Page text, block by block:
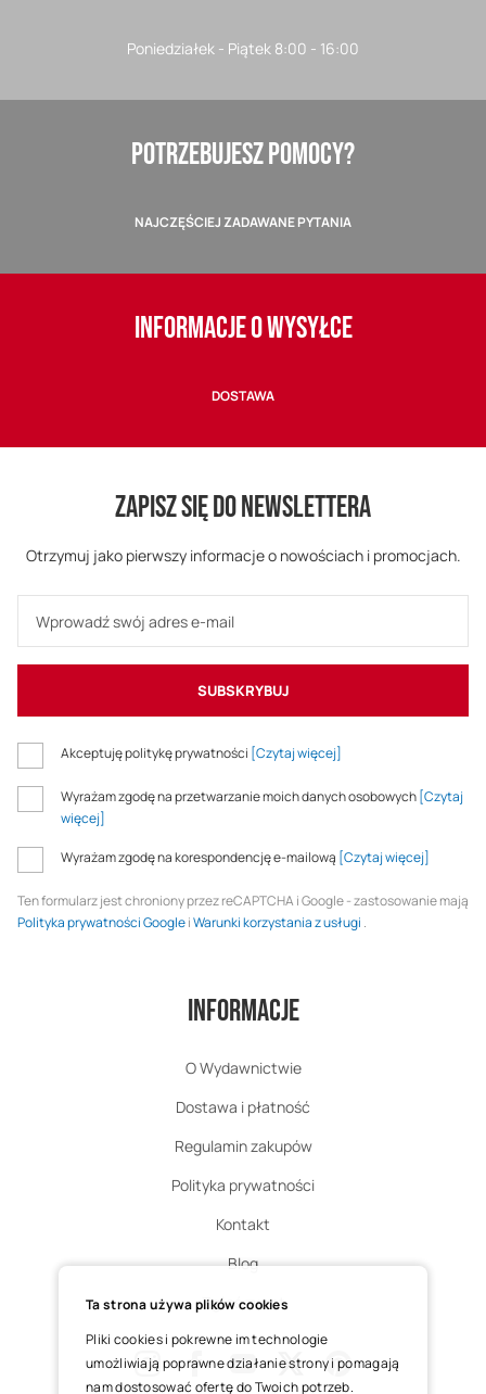
Poniedziałek - Piątek 8:00 - 16:00
POTRZEBUJESZ POMOCY?
NAJCZĘŚCIEJ ZADAWANE PYTANIA
INFORMACJE O WYSYŁCE
DOSTAWA
ZAPISZ SIĘ DO NEWSLETTERA
Otrzymuj jako pierwszy informacje o nowościach i promocjach.
SUBSKRYBUJ
Akceptuję politykę prywatności [Czytaj więcej]
Wyrażam zgodę na przetwarzanie moich danych osobowych[Czytaj
więcej]
Wyrażam zgodę na korespondencję e-mailową [Czytaj więcej]
Ten formularz jest chroniony przez reCAPTCHA i Google - zastosowanie mają
Polityka prywatności GoogleiWarunki korzystania z usługi .
Informacje
O Wydawnictwie
Dostawa i płatność
Regulamin zakupów
Polityka prywatności
Kontakt
Blog
Zgłoś zwrot
InstagramFacebookYoutube
X Pinterest
Ta strona używa plików cookies
Pliki cookies i pokrewne im technologie
umożliwiają poprawne działanie strony i pomagają
nam dostosować ofertę do Twoich potrzeb.